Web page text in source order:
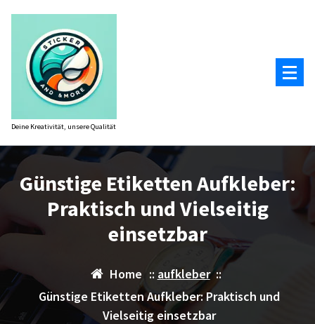
springen
Deine Kreativität, unsere Qualität
Günstige Etiketten Aufkleber:
Praktisch und Vielseitig
einsetzbar
Home :: aufkleber::
Günstige Etiketten Aufkleber: Praktisch und
Vielseitig einsetzbar